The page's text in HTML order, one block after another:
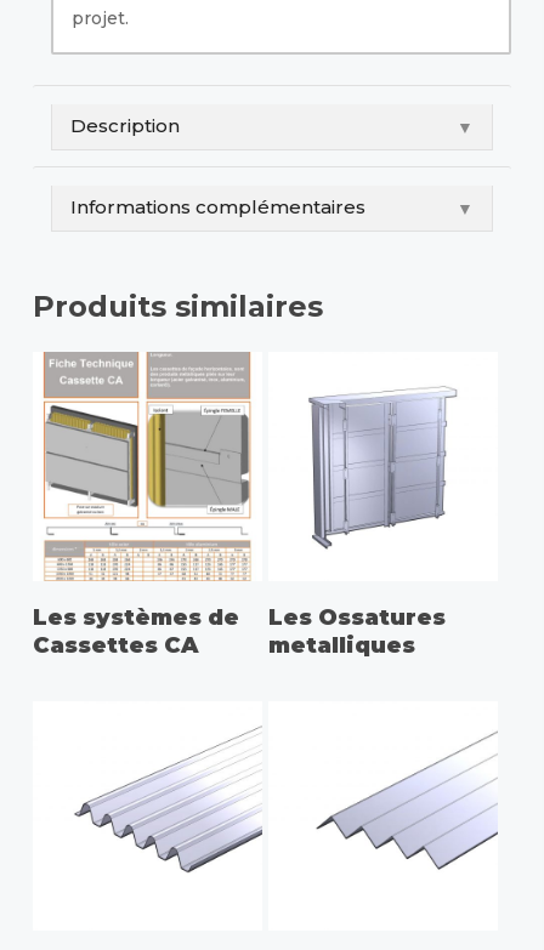
projet.
Description ▼
Informations complémentaires ▼
Produits similaires
Les systèmes de
Cassettes CA
Les Ossatures
metalliques